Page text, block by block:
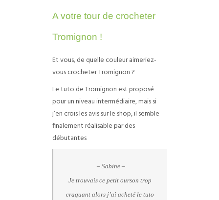
A votre tour de crocheter
Tromignon !
Et vous, de quelle couleur aimeriez-
vous crocheter Tromignon ?
Le tuto de Tromignon est proposé
pour un niveau intermédiaire, mais si
j’en crois les avis sur le shop, il semble
finalement réalisable par des
débutantes
– Sabine –
Je trouvais ce petit ourson trop
craquant alors j’ai acheté le tuto